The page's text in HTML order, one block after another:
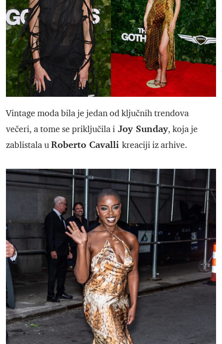
Vintage moda bila je jedan od ključnih trendova
večeri, a tome se priključila i Joy Sunday, koja je
zablistala uRoberto Cavalli kreaciji iz arhive.